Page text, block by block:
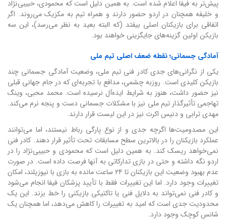
پیش‌تر به فیفا اعلام شده است. به همین دلیل است که محمودی، حبیبی‌نژاد
و خلیفه همچنان در اردو حضور دارند و همراه تیم به مکزیک می‌روند. اگر
اتفاقی برای بازیکنان اصلی بیفتد (که البته بعید به نظر می‌رسد)، این سه
بازیکن اولین گزینه‌های جایگزینی خواهند بود.
آمادگی جسمانی؛ نقطه ضعف اصلی تیم ملی
یکی از نگرانی‌های جدی کادر فنی تیم ملی، وضعیت آمادگی جسمانی چند
بازیکن کلیدی است. روزبه چشمی، مدافع با تجربه‌ای که در جام جهانی قبلی
نیز حضور داشت، هنوز به شرایط ایده‌آل نرسیده است. محمد محبی، وینگ
تهاجمی تأثیرگذار تیم ملی نیز با مشکلات جسمانی دست و پنجه نرم می‌کند.
مهدی ترابی و دنیس اکرت نیز در این لیست قرار دارند.
این مصدومیت‌ها اگرچه جدی و از نوع پارگی رباط نیستند، اما می‌توانند
عملکرد بازیکنان را در بالاترین سطح مسابقات تحت تأثیر قرار دهند. کادر فنی
نمی‌خواهد ریسک کند. به همین دلیل است که محمودی و حبیبی‌نژاد را در
اردو نگه داشته و حتی در بازی تدارکاتی به آنها فرصت داده است. در صورت
عدم بهبود وضعیت این بازیکنان تا ۲۴ ساعت مانده به بازی با نیوزیلند، امکان
تغییرات وجود دارد. اما این تغییرات فقط با تأیید پزشکان فیفا انجام می‌شود
و کادر فنی نمی‌تواند به دلایل فنی یا تاکتیکی بازیکنی را خط بزند. این یک
محدودیت جدی است که امید به تغییرات را کاهش می‌دهد، اما همچنان یک
شانس کوچک وجود دارد.